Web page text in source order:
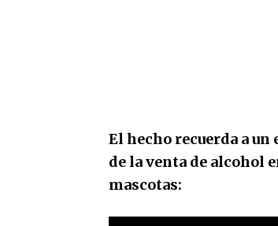
El hecho recuerda a
de la venta de alcohol
mascotas: